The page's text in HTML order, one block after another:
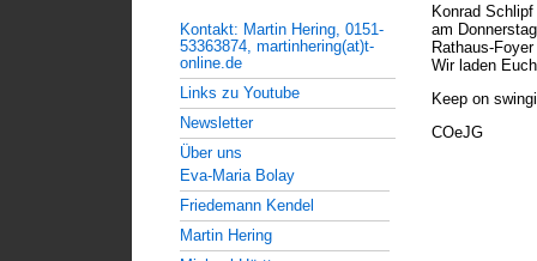
Kontakt: Martin Hering, 0151-
53363874, martinhering(at)t-
online.de
Links zu Youtube
Newsletter
Über uns
Eva-Maria Bolay
Friedemann Kendel
Martin Hering
Konrad
am
Rathaus-
Wir laden
Keep on
COeJG